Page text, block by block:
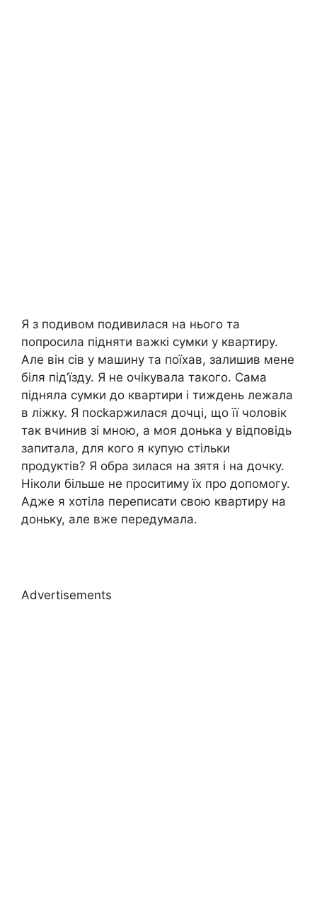
Я з подивом подивилася на нього та
попросила підняти важкі сумки у квартиру.
Але він сів у машину та поїхав, залишив мене
біля під’їзду. Я не очікувала такого. Сама
підняла сумки до квартири і тиждень лежала
в ліжку. Я посkаржилася дочці, що її чоловік
так вчинив зі мною, а моя донька у відповідь
запитала, для кого я купую стільки
продуктів? Я обра зилася на зятя і на дочку.
Ніколи більше не проситиму їх про допомогу.
Адже я хотіла переписати свою квартиру на
доньку, але вже передумала.
Advertisements